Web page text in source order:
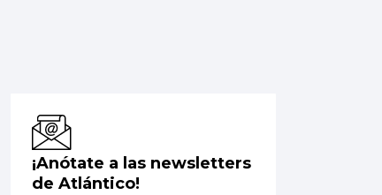
¡Anótate a las newsletters
de Atlántico!